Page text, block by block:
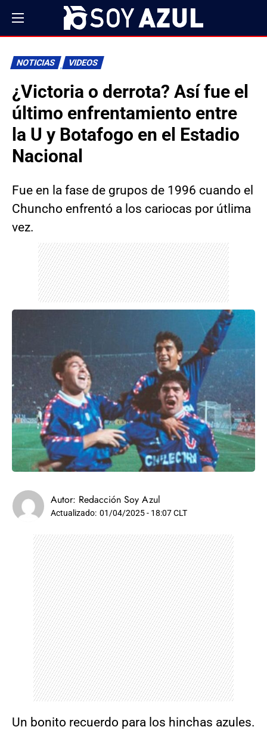
NOTICIAS VIDEOS
¿Victoria o derrota? Así fue el
último enfrentamiento entre
la U y Botafogo en el Estadio
Nacional
Fue en la fase de grupos de 1996 cuando el
Chuncho enfrentó a los cariocas por útlima
vez.
Autor: Redacción Soy Azul
Actualizado: 01/04/2025 - 18:07 CLT
Un bonito recuerdo para los hinchas azules.